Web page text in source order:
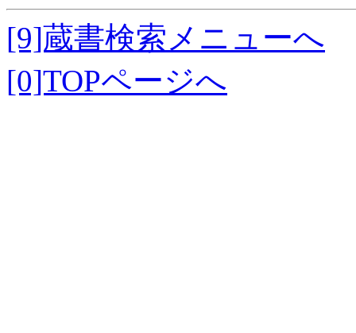
[9]蔵書検索メニューへ
[0]TOPページへ